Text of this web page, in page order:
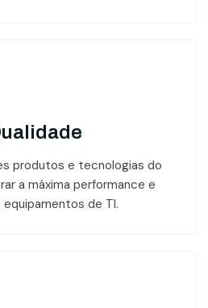
produtos e tecnologias do
a máxima performance e
de TI.